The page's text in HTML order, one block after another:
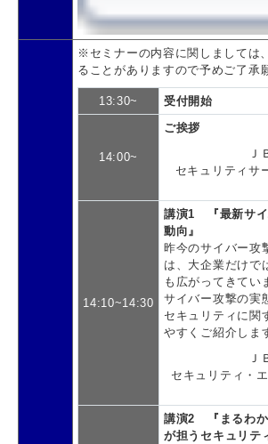
※セミナーの内容に関しましては
ることがありますので予めご了承
13:30~ 受付開始
14:00~
ご挨拶
セキュリティ
14:10~14:30
講演1 『最新サイ
動向』
昨今のサイバー攻
は、大企業だけで
も広がってきてい
サイバー攻撃の実
セキュリティに関
やすくご紹介しま
セキュリティ・
講演2 『 まるわ
が担うセキュリテ